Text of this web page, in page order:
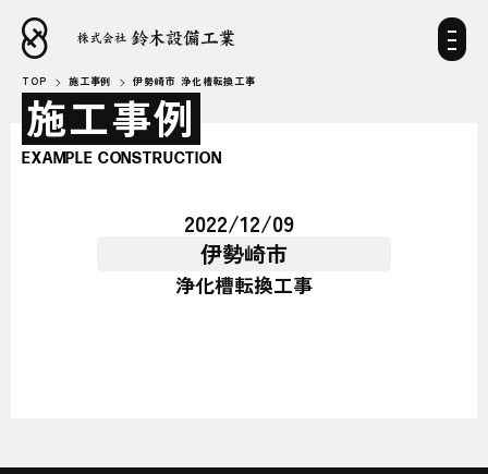
TOP 施工事例 伊勢崎市 浄化槽転換工事
施工事例
EXAMPLE CONSTRUCTION
2022/12/09
伊勢崎市
浄化槽転換工事